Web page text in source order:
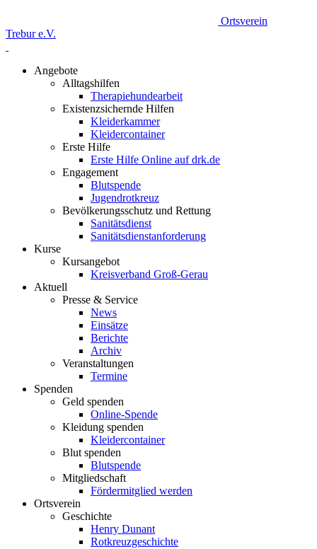
Ortsverein
Trebur e.V.
Angebote
Alltagshilfen
Therapiehundearbeit
Existenzsichernde Hilfen
Kleiderkammer
Kleidercontainer
Erste Hilfe
Erste Hilfe Online auf drk.de
Engagement
Blutspende
Jugendrotkreuz
Bevölkerungsschutz und Rettung
Sanitätsdienst
Sanitätsdienstanforderung
Kurse
Kursangebot
Kreisverband Groß-Gerau
Aktuell
Presse & Service
News
Einsätze
Berichte
Archiv
Veranstaltungen
Termine
Spenden
Geld spenden
Online-Spende
Kleidung spenden
Kleidercontainer
Blut spenden
Blutspende
Mitgliedschaft
Fördermitglied werden
Ortsverein
Geschichte
Henry Dunant
Rotkreuzgeschichte